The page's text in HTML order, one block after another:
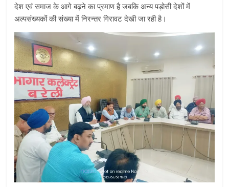
देश एवं समाज के आगे बढ़ने का प्रमाण है जबकि अन्य पड़ोसी देशों में
अल्पसंख्यकों की संख्या में निरन्तर गिरावट देखी जा रही है।